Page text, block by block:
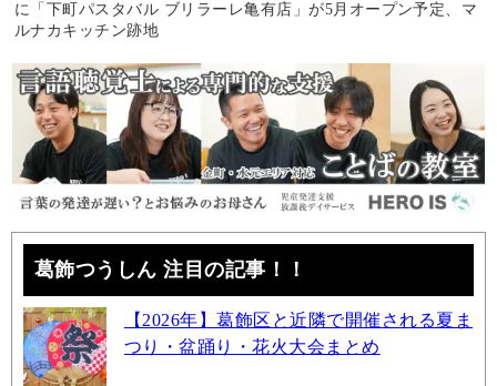
に「下町パスタバル ブリラーレ亀有店」が5月オープン予定、マ
ルナカキッチン跡地
葛飾つうしん 注目の記事！！
【2026年】葛飾区と近隣で開催される夏ま
つり・盆踊り・花火大会まとめ